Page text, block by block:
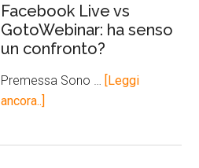
Facebook Live vs
GotoWebinar: ha senso
un confronto?
Premessa Sono … [Leggi
ancora..]